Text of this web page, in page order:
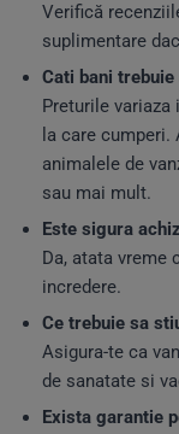
Verifică
suplimentare
Cati bani
Preturile
la care
animalele de
sau mai mult.
Este sigura
Da, atata vreme
incredere.
Ce trebuie sa
Asigura-te ca
de sanatate si
Exista garantie